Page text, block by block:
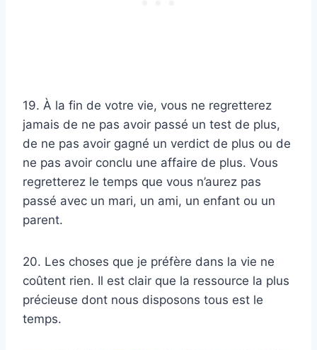
19. À la fin de votre vie, vous ne regretterez
jamais de ne pas avoir passé un test de plus,
de ne pas avoir gagné un verdict de plus ou de
ne pas avoir conclu une affaire de plus. Vous
regretterez le temps que vous n’aurez pas
passé avec un mari, un ami, un enfant ou un
parent.
20. Les choses que je préfère dans la vie ne
coûtent rien. Il est clair que la ressource la plus
précieuse dont nous disposons tous est le
temps.